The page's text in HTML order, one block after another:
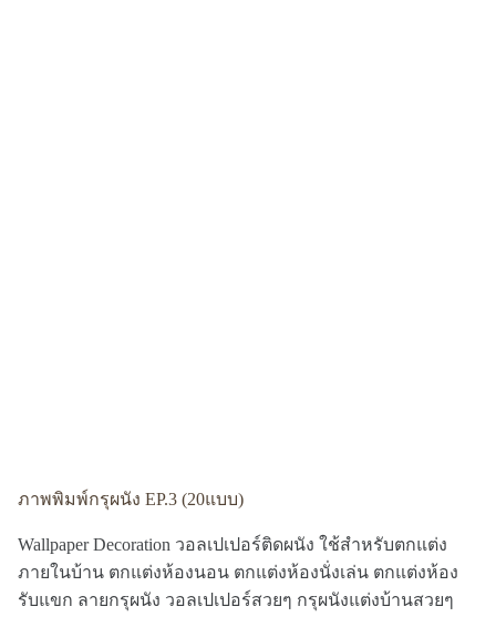
ภาพพิมพ์กรุผนัง EP.3 (20แบบ)
Wallpaper Decoration วอลเปเปอร์ติดผนัง ใช้สำหรับตกแต่ง
ภายในบ้าน ตกแต่งห้องนอน ตกแต่งห้องนั่งเล่น ตกแต่งห้อง
รับแขก ลายกรุผนัง วอลเปเปอร์สวยๆ กรุผนังแต่งบ้านสวยๆ